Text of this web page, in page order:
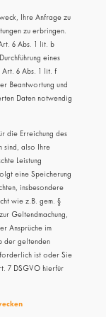
Ihre Anfrage zu
zu erbringen.
6 Abs. 1 lit. b
eines
Art. 6 Abs. 1 lit. f
Beantwortung und
Daten notwendig
die Erreichung des
sind, also Ihre
Leistung
eine Speicherung
insbesondere
wie z.B. gem. §
Geltendmachung,
Ansprüche im
der geltenden
ist oder Sie
7 DSGVO hierfür